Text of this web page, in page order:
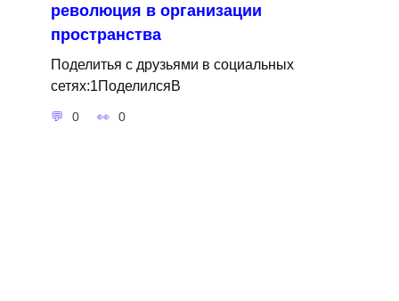
революция в организации
пространства
Поделитья с друзьями в социальных
сетях:1ПоделилсяВ
0 0